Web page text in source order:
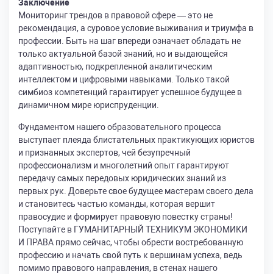
Заключение
Мониторинг трендов в правовой сфере — это не
рекомендация, а суровое условие выживания и триумфа в
профессии. Быть на шаг впереди означает обладать не
только актуальной базой знаний, но и выдающейся
адаптивностью, подкрепленной аналитическим
интеллектом и цифровыми навыками. Только такой
симбиоз компетенций гарантирует успешное будущее в
динамичном мире юриспруденции.
Фундаментом нашего образовательного процесса
выступает плеяда блистательных практикующих юристов
и признанных экспертов, чей безупречный
профессионализм и многолетний опыт гарантируют
передачу самых передовых юридических знаний из
первых рук. Доверьте свое будущее мастерам своего дела
и становитесь частью команды, которая вершит
правосудие и формирует правовую повестку страны!
Поступайте в ГУМАНИТАРНЫЙ ТЕХНИКУМ ЭКОНОМИКИ
И ПРАВА прямо сейчас, чтобы обрести востребованную
профессию и начать свой путь к вершинам успеха, ведь
помимо правового направления, в стенах нашего